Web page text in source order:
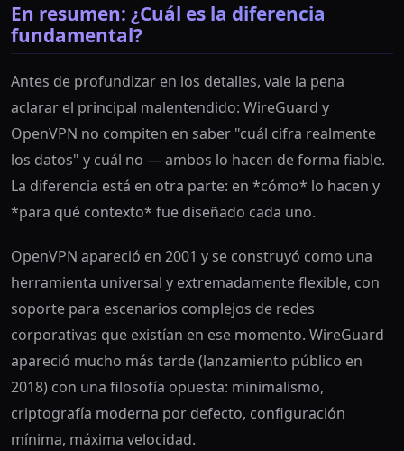
En resumen: ¿Cuál es la diferencia
fundamental?
Antes de profundizar en los detalles, vale la pena
aclarar el principal malentendido: WireGuard y
OpenVPN no compiten en saber "cuál cifra realmente
los datos" y cuál no — ambos lo hacen de forma fiable.
La diferencia está en otra parte: en *cómo* lo hacen y
*para qué contexto* fue diseñado cada uno.
OpenVPN apareció en 2001 y se construyó como una
herramienta universal y extremadamente flexible, con
soporte para escenarios complejos de redes
corporativas que existían en ese momento. WireGuard
apareció mucho más tarde (lanzamiento público en
2018) con una filosofía opuesta: minimalismo,
criptografía moderna por defecto, configuración
mínima, máxima velocidad.